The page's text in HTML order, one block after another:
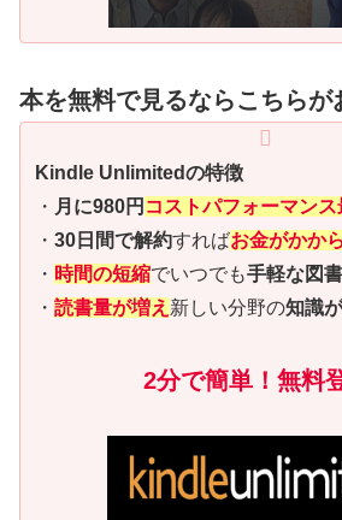
本を無料で見るならこちらが
Kindle Unlimitedの特徴
・ 月に980円 コストパフォーマンス
・ 30日間で解約すればお金がかか
・ 時間の短縮でいつでも手軽な図
・ 読書量が増え 新しい分野の知識
2分で簡単！無料